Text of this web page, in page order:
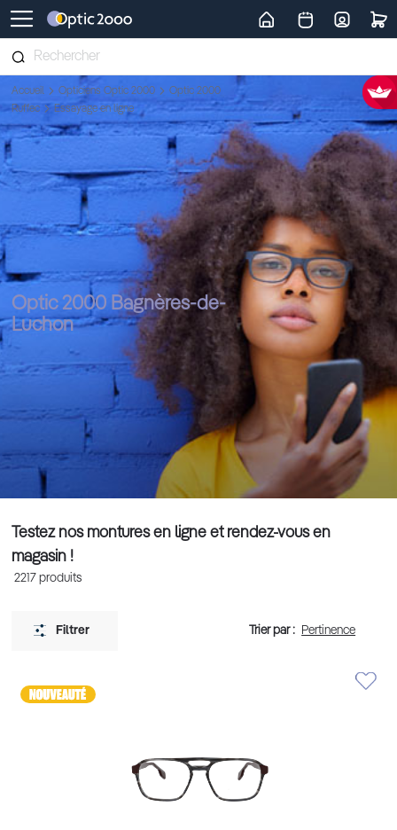
Retour vers la page d'accueil
Accueil Opticiens Optic 2000
Optic 2000
Ruffec
Essayage en ligne
Optic 2000 Bagnères-de-
Luchon
Testez nos montures en ligne et rendez-vous en
magasin !
2217 produits
Filtrer Trier par :